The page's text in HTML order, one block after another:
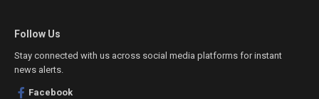
Follow Us
Stay connected with us across social media platforms for instant
news alerts.
Facebook